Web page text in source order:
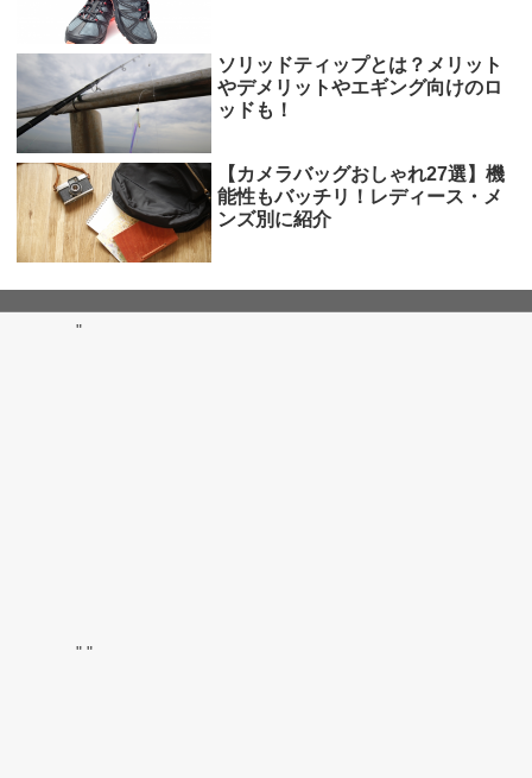
ソリッドティップとは？メリット
やデメリットやエギング向けのロ
ッドも！
【カメラバッグおしゃれ27選】機
能性もバッチリ！レディース・メ
ンズ別に紹介
"
" "